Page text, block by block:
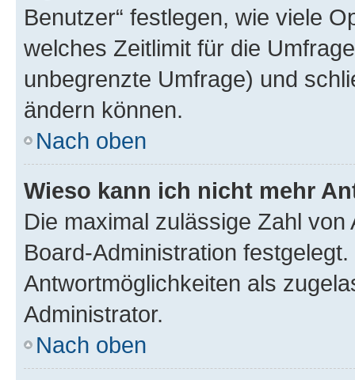
Benutzer“ festlegen, wie viele
welches Zeitlimit für die
unbegrenzte Umfrage) und
ändern können.
Nach oben
Wieso kann ich nicht mehr
Die maximal zulässige Zahl
Board-Administration
Antwortmöglichkeiten als
Administrator.
Nach oben